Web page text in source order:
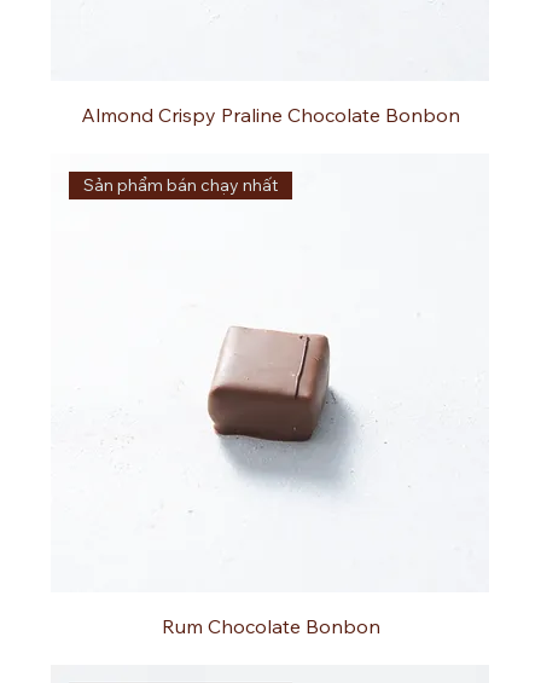
Almond Crispy Praline Chocolate Bonbon
Sản phẩm bán chạy nhất
Rum Chocolate Bonbon